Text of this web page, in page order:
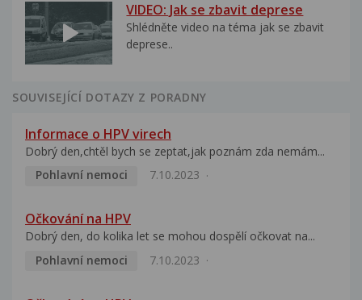
VIDEO: Jak se zbavit deprese
Shlédněte video na téma jak se zbavit
deprese..
SOUVISEJÍCÍ DOTAZY Z PORADNY
Informace o HPV virech
Dobrý den,chtěl bych se zeptat,jak poznám zda nemám...
Pohlavní nemoci
7.10.2023
Očkování na HPV
Dobrý den, do kolika let se mohou dospělí očkovat na...
Pohlavní nemoci
7.10.2023